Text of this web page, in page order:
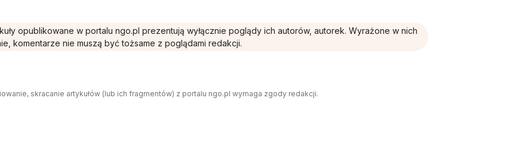
opublikowane w portalu ngo.pl prezentują wyłącznie poglądy ich autorów, autorek. Wyrażone w nich
komentarze nie muszą być tożsame z poglądami redakcji.
skracanie artykułów (lub ich fragmentów) z portalu ngo.pl wymaga zgody redakcji.